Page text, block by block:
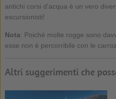
antichi corsi d'acqua è un vero
escursionisti!
Nota: Poiché molte rogge sono
esse non è percorribile con le
Altri suggerimenti che